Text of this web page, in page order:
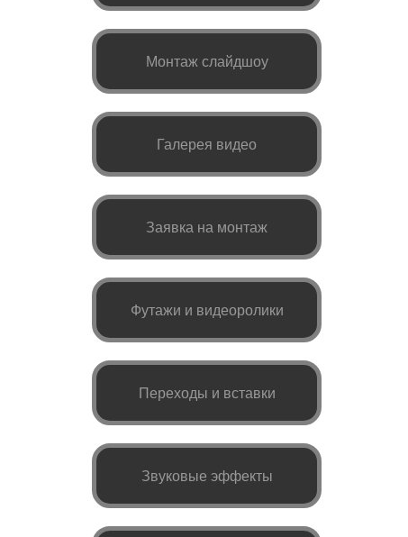
Монтаж слайдшоу
Галерея видео
Заявка на монтаж
Футажи и видеоролики
Переходы и вставки
Звуковые эффекты